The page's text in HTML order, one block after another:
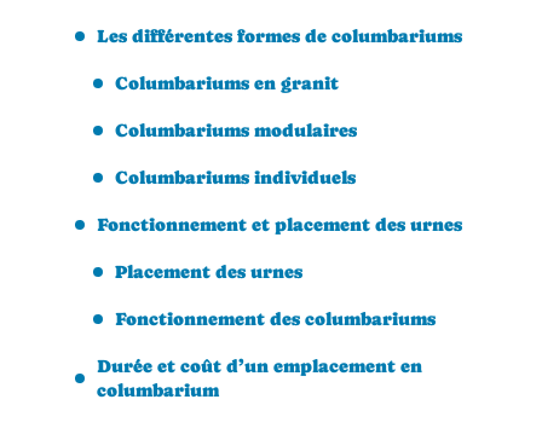
Les différentes formes de columbariums
Columbariums en granit
Columbariums modulaires
Columbariums individuels
Fonctionnement et placement des urnes
Placement des urnes
Fonctionnement des columbariums
Durée et coût d’un emplacement en
columbarium